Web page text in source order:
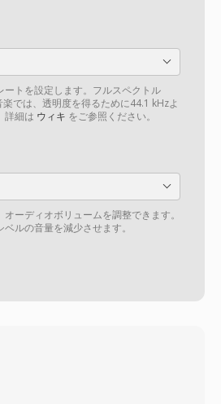
ートを設定します。フルスペクトル
楽では、透明度を得るために44.1 kHzよ
詳細は ウィキ をご参照ください。
ーディオボリュームを調整できます。
ルの音量を減少させます。